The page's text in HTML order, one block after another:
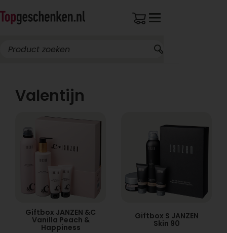
Valentijn
Giftbox JANZEN &C
Vanilla Peach &
Happiness
Giftbox S JANZEN
Skin 90